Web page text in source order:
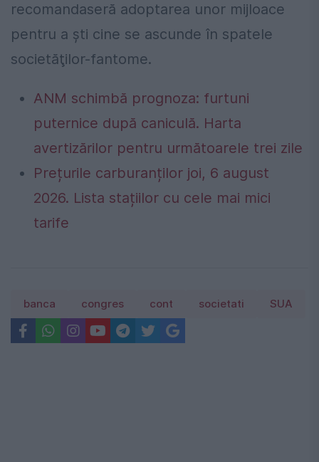
recomandaseră adoptarea unor mijloace
pentru a şti cine se ascunde în spatele
societăţilor-fantome.
ANM schimbă prognoza: furtuni
puternice după caniculă. Harta
avertizărilor pentru următoarele trei zile
Prețurile carburanților joi, 6 august
2026. Lista stațiilor cu cele mai mici
tarife
banca congres cont societati SUA